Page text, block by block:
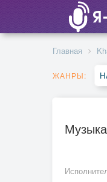
Главная
ЖАНРЫ: